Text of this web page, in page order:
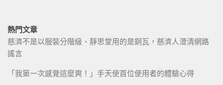
熱門文章
慈濟不是以服裝分階級、靜思堂用的是銅瓦，慈濟人澄清網路
謠言
「我第一次感覺這麼爽！」手天使首位使用者的體驗心得